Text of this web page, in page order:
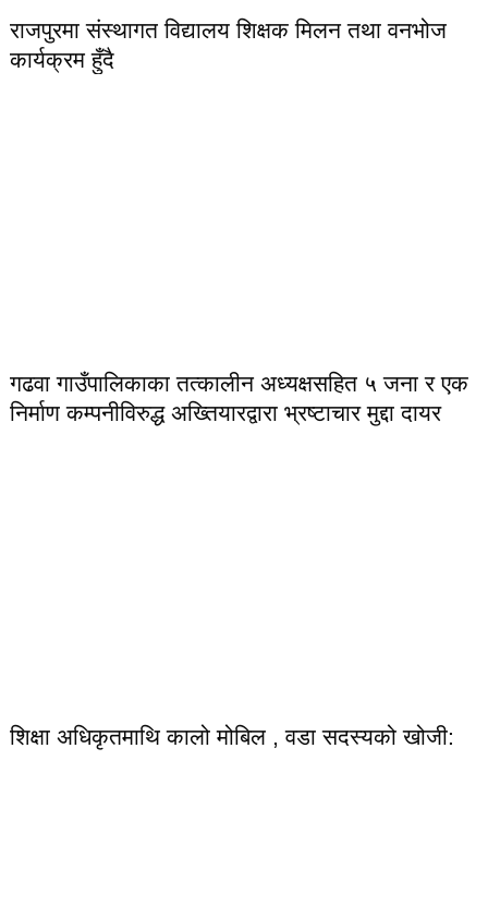
राजपुरमा संस्थागत विद्यालय शिक्षक मिलन तथा वनभोज
कार्यक्रम हुँदै
गढवा गाउँपालिकाका तत्कालीन अध्यक्षसहित ५ जना र एक
निर्माण कम्पनीविरुद्ध अख्तियारद्वारा भ्रष्टाचार मुद्दा दायर
शिक्षा अधिकृतमाथि कालो मोबिल , वडा सदस्यको खोजी: